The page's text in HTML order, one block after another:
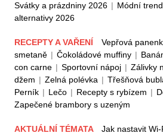
Svátky a prázdniny 2026 | Módní
alternativy 2026
RECEPTY A VAŘENÍ Vepřová
smetaně | Čokoládové muffiny |
con carne | Sportovní nápoj | Zálivky
džem | Zelná polévka | Třešňová
Perník | Lečo | Recepty s rybízem |
Zapečené brambory s uzeným
AKTUÁLNÍ TÉMATA Jak nastavit Wi-